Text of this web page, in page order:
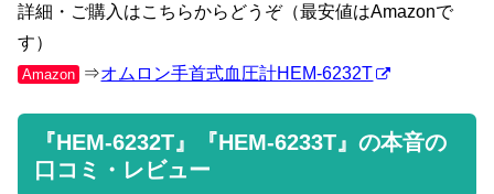
詳細・ご購入はこちらからどうぞ（最安値はAmazonで
す）
Amazon ⇒オムロン手首式血圧計HEM-6232T
『HEM-6232T』『HEM-6233T』の本音の
口コミ・レビュー